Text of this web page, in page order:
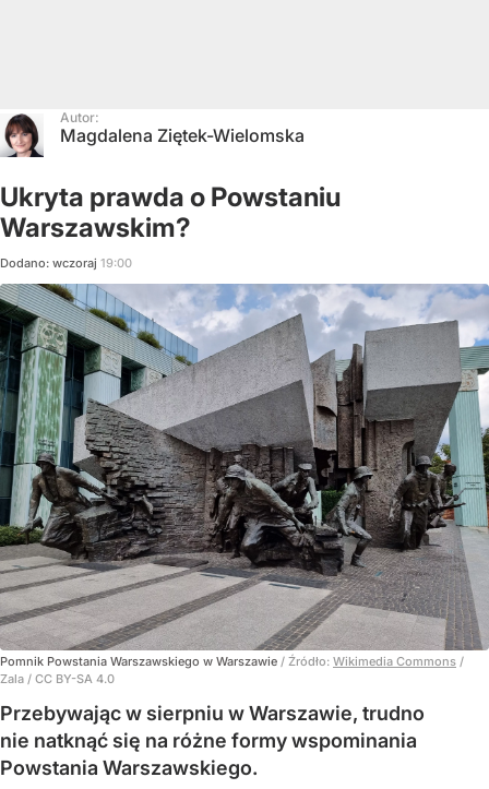
Autor:
Magdalena Ziętek-Wielomska
Ukryta prawda o Powstaniu
Warszawskim?
Dodano: wczoraj 19:00
Pomnik Powstania Warszawskiego w Warszawie / Źródło: Wikimedia Commons /
Zala / CC BY-SA 4.0
Przebywając w sierpniu w Warszawie, trudno
nie natknąć się na różne formy wspominania
Powstania Warszawskiego.